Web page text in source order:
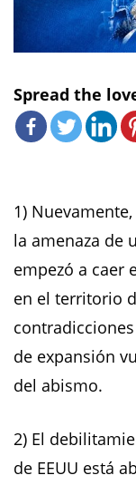
Spread the
1)
la amenaza de
empezó a caer
en el territorio
de expansión
del abismo.
2) El
de EEUU está